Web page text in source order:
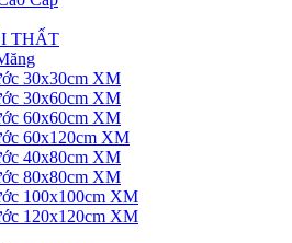
THẤT
30x30cm XM
30x60cm XM
60x60cm XM
60x120cm XM
40x80cm XM
80x80cm XM
100x100cm XM
120x120cm XM